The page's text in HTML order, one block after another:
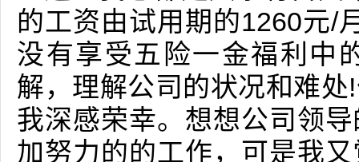
的工资由试用期的1260元/
没有享受五险一金福利中
解，理解公司的状况和难
我深感荣幸。想想公司领
加努力的的工作，可是我